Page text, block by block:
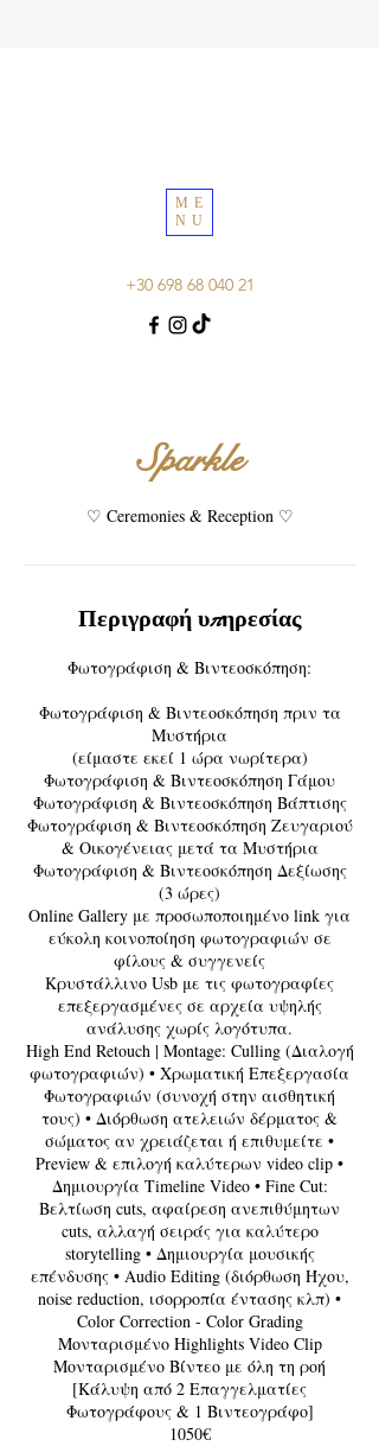
ME
NU
+30 698 68 040 21
Sparkle
♡ Ceremonies & Reception ♡
Περιγραφή υπηρεσίας
Φωτογράφιση & Βιντεοσκόπηση:
Φωτογράφιση & Βιντεοσκόπηση πριν τα
Μυστήρια
(είμαστε εκεί 1 ώρα νωρίτερα)
Φωτογράφιση & Βιντεοσκόπηση Γάμου
Φωτογράφιση & Βιντεοσκόπηση Βάπτισης
Φωτογράφιση & Βιντεοσκόπηση Ζευγαριού
& Οικογένειας μετά τα Μυστήρια
Φωτογράφιση & Βιντεοσκόπηση Δεξίωσης
(3 ώρες)
Online Gallery με προσωποποιημένο link για
εύκολη κοινοποίηση φωτογραφιών σε
φίλους & συγγενείς
Κρυστάλλινο Usb με τις φωτογραφίες
επεξεργασμένες σε αρχεία υψηλής
ανάλυσης χωρίς λογότυπα.
High End Retouch | Montage: Culling (Διαλογή
φωτογραφιών) • Xρωματική Επεξεργασία
Φωτογραφιών (συνοχή στην αισθητική
τους) • Διόρθωση ατελειών δέρματος &
σώματος αν χρειάζεται ή επιθυμείτε •
Preview & επιλογή καλύτερων video clip •
Δημιουργία Timeline Video • Fine Cut:
Bελτίωση cuts, αφαίρεση ανεπιθύμητων
cuts, αλλαγή σειράς για καλύτερο
storytelling • Δημιουργία μουσικής
επένδυσης • Audio Editing (διόρθωση Ήχου,
noise reduction, ισορροπία έντασης κλπ) •
Color Correction - Color Grading
Μονταρισμένο Highlights Video Clip
Μονταρισμένο Βίντεο με όλη τη ροή
[Κάλυψη από 2 Επαγγελματίες
Φωτογράφους & 1 Βιντεογράφο]
1050€